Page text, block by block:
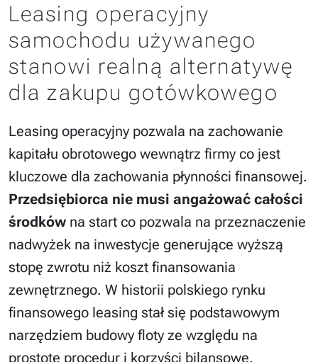
Leasing operacyjny
samochodu używanego
stanowi realną alternatywę
dla zakupu gotówkowego
Leasing operacyjny pozwala na zachowanie
kapitału obrotowego wewnątrz firmy co jest
kluczowe dla zachowania płynności finansowej.
Przedsiębiorca nie musi angażować całości
środków na start co pozwala na przeznaczenie
nadwyżek na inwestycje generujące wyższą
stopę zwrotu niż koszt finansowania
zewnętrznego. W historii polskiego rynku
finansowego leasing stał się podstawowym
narzędziem budowy floty ze względu na
prostotę procedur i korzyści bilansowe.